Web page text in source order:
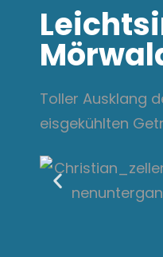
Toller Ausklang
eisgekühlten